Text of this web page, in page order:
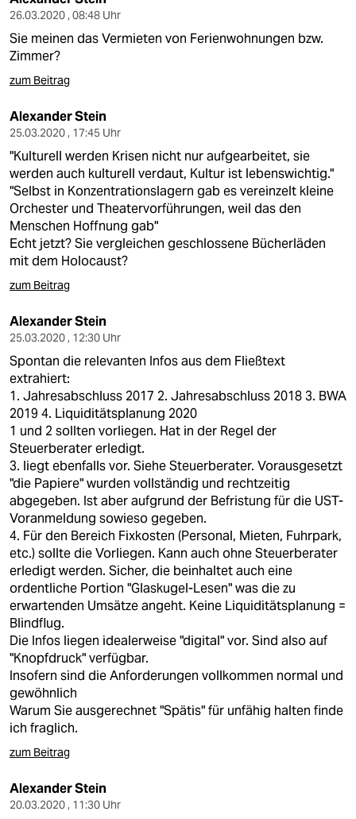
26.03.2020 , 08:48 Uhr
Sie meinen das Vermieten von Ferienwohnungen bzw.
Zimmer?
zum Beitrag
Alexander Stein
25.03.2020 , 17:45 Uhr
"Kulturell werden Krisen nicht nur aufgearbeitet, sie
werden auch kulturell verdaut, Kultur ist lebenswichtig."
"Selbst in Konzentrationslagern gab es vereinzelt kleine
Orchester und Theatervorführungen, weil das den
Menschen Hoffnung gab"
Echt jetzt? Sie vergleichen geschlossene Bücherläden
mit dem Holocaust?
zum Beitrag
Alexander Stein
25.03.2020 , 12:30 Uhr
Spontan die relevanten Infos aus dem Fließtext
extrahiert:
1. Jahresabschluss 2017 2. Jahresabschluss 2018 3. BWA
2019 4. Liquiditätsplanung 2020
1 und 2 sollten vorliegen. Hat in der Regel der
Steuerberater erledigt.
3. liegt ebenfalls vor. Siehe Steuerberater. Vorausgesetzt
"die Papiere" wurden vollständig und rechtzeitig
abgegeben. Ist aber aufgrund der Befristung für die UST-
Voranmeldung sowieso gegeben.
4. Für den Bereich Fixkosten (Personal, Mieten, Fuhrpark,
etc.) sollte die Vorliegen. Kann auch ohne Steuerberater
erledigt werden. Sicher, die beinhaltet auch eine
ordentliche Portion "Glaskugel-Lesen" was die zu
erwartenden Umsätze angeht. Keine Liquiditätsplanung =
Blindflug.
Die Infos liegen idealerweise "digital" vor. Sind also auf
"Knopfdruck" verfügbar.
Insofern sind die Anforderungen vollkommen normal und
gewöhnlich
Warum Sie ausgerechnet "Spätis" für unfähig halten finde
ich fraglich.
zum Beitrag
Alexander Stein
20.03.2020 , 11:30 Uhr